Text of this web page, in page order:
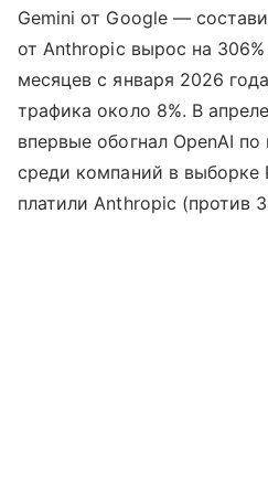
Gemini от Google —
от Anthropic вырос на 306%
месяцев с января 2026
трафика около 8%. В
впервые обогнал OpenAI
среди компаний в выборке
платили Anthropic (против